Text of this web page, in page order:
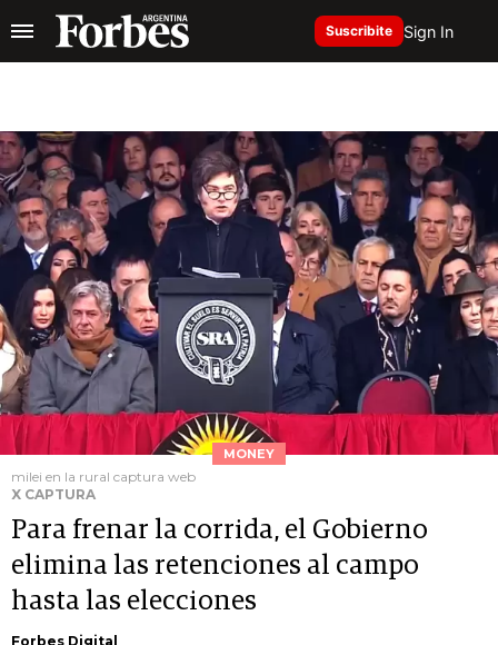
Suscribite Sign In
MONEY
milei en la rural captura web
X CAPTURA
Para frenar la corrida, el Gobierno
elimina las retenciones al campo
hasta las elecciones
Forbes Digital